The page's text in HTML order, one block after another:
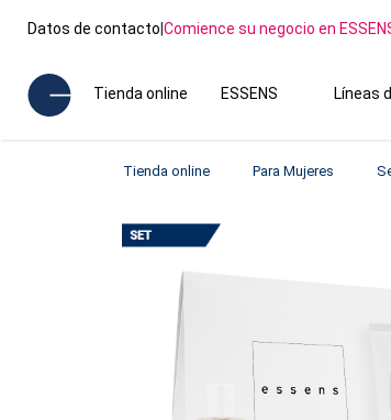
Datos de contacto|Comience su negocio en
Tienda online ESSENS Líneas
Tienda online Para Mujeres